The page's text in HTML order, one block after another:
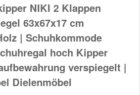
NIKI 2 Klappen
63x67x17 cm
| Schuhkommode
hoch Kipper
verspiegelt |
Dielenmöbel